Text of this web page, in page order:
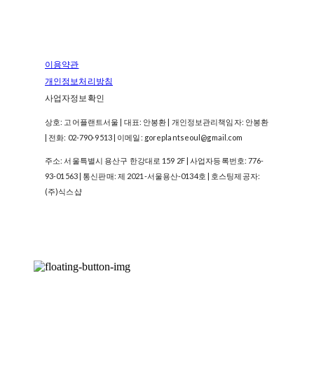
이용약관
개인정보처리방침
사업자정보확인
상호: 고어플랜트서울 | 대표: 안봉환 | 개인정보관리책임자: 안봉환
| 전화: 02-790-9513 | 이메일: goreplantseoul@gmail.com
주소: 서울특별시 용산구 한강대로 159 2F | 사업자등록번호:776-
93-01563| 통신판매: 제 2021-서울용산-0134호 | 호스팅제공자:
(주)식스샵